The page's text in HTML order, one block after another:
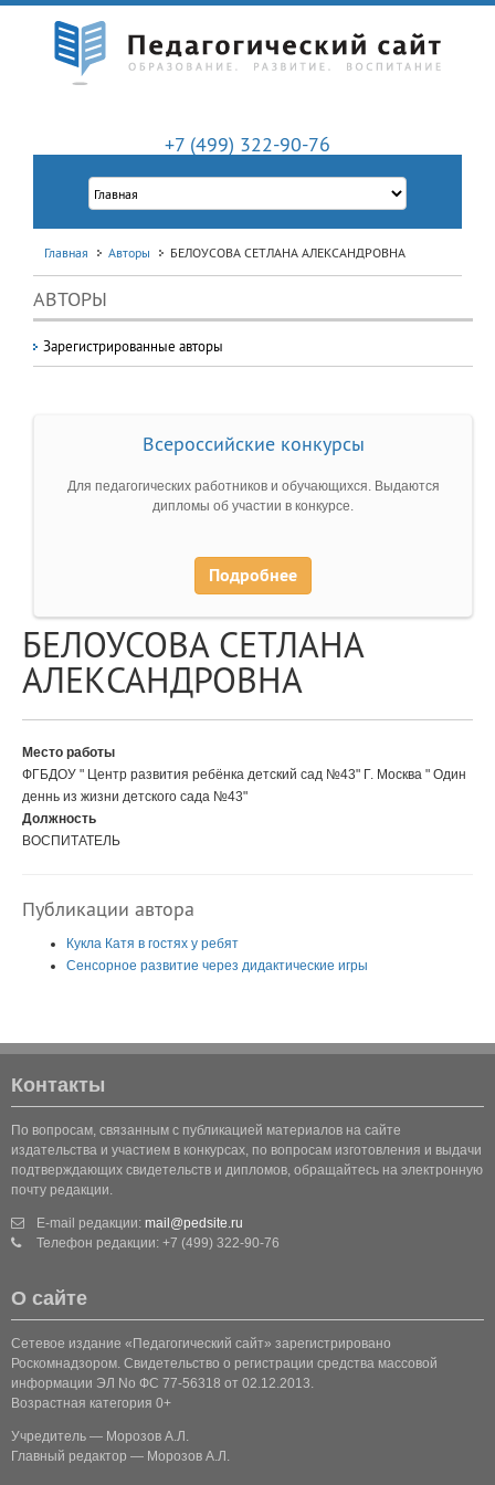
+7 (499) 322-90-76
Главная Авторы БЕЛОУСОВА СЕТЛАНА АЛЕКСАНДРОВНА
АВТОРЫ
Зарегистрированные авторы
Всероссийские конкурсы
Для педагогических работников и обучающихся. Выдаются
дипломы об участии в конкурсе.
Подробнее
БЕЛОУСОВА СЕТЛАНА
АЛЕКСАНДРОВНА
Место работы
ФГБДОУ " Центр развития ребёнка детский сад №43" Г. Москва " Один
деннь из жизни детского сада №43"
Должность
ВОСПИТАТЕЛЬ
Публикации автора
Кукла Катя в гостях у ребят
Сенсорное развитие через дидактические игры
Контакты
По вопросам, связанным с публикацией материалов на сайте
издательства и участием в конкурсах, по вопросам изготовления и выдачи
подтверждающих свидетельств и дипломов, обращайтесь на электронную
почту редакции.
E-mail редакции: mail@pedsite.ru
Телефон редакции: +7 (499) 322-90-76
О сайте
Сетевое издание «Педагогический сайт» зарегистрировано
Роскомнадзором. Свидетельство о регистрации средства массовой
информации ЭЛ No ФС 77-56318 от 02.12.2013.
Возрастная категория 0+
Учредитель — Морозов А.Л.
Главный редактор — Морозов А.Л.